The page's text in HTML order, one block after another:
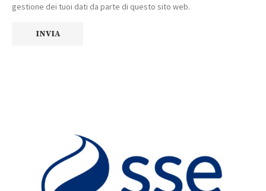
gestione dei tuoi dati da parte di questo sito web.